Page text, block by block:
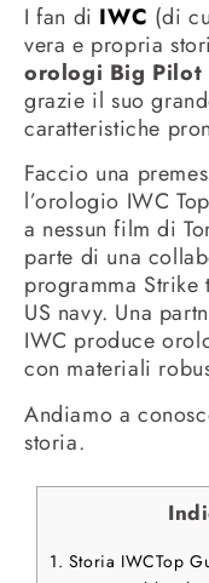
I fan di IWC (di
vera e propria
orologi Big Pilot
grazie il suo
caratteristiche
Faccio una
l’orologio IWC
a nessun film di
parte di una
programma
US navy. Una
IWC produce
con materiali
Andiamo a
storia.
1. Storia IWCTop